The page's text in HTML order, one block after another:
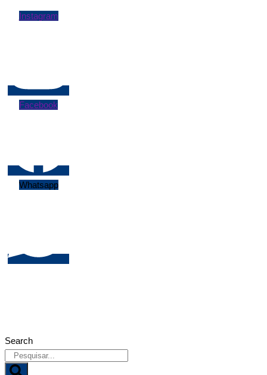
Instagram
Facebook
Whatsapp
Search